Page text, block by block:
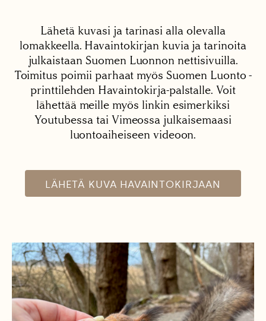
Lähetä kuvasi ja tarinasi alla olevalla
lomakkeella. Havaintokirjan kuvia ja tarinoita
julkaistaan Suomen Luonnon nettisivuilla.
Toimitus poimii parhaat myös Suomen Luonto -
printtilehden Havaintokirja-palstalle. Voit
lähettää meille myös linkin esimerkiksi
Youtubessa tai Vimeossa julkaisemaasi
luontoaiheiseen videoon.
LÄHETÄ KUVA HAVAINTOKIRJAAN